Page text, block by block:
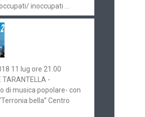
inoccupati ...
11 lug ore 21.00
TARANTELLA -
di musica popolare- con
bella” Centro